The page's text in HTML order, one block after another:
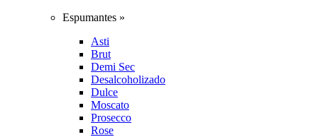
Espumantes »
Asti
Brut
Demi Sec
Desalcoholizado
Dulce
Moscato
Prosecco
Rose